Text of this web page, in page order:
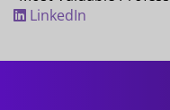
LinkedIn